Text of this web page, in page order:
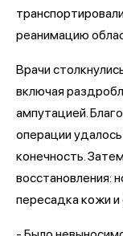
реанимацию
Врачи
включая
ампутацией.
операции
конечность.
восстановления:
пересадка кожи и